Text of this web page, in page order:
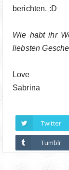
berichten. :D
Wie habt ihr
liebsten
Love
Sabrina
Twitter
Tumblr